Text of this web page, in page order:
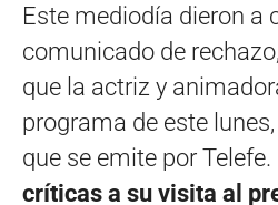
Este mediodía dieron a
comunicado de
que la actriz y
programa de este
que se emite por
críticas a su visita al